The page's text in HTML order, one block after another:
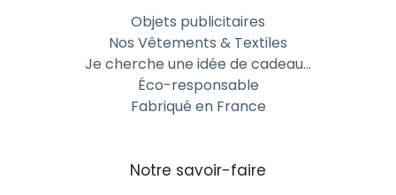
Objets publicitaires
Nos Vêtements & Textiles
Je cherche une idée de cadeau…
Éco-responsable
Fabriqué en France
Notre savoir-faire